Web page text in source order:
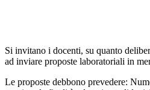
Si invitano i docenti, su quanto
ad inviare proposte laboratoriali in
Le proposte debbono prevedere: